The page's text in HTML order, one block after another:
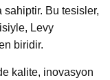
sahiptir. Bu tesisler,
Levy
biridir.
kalite, inovasyon